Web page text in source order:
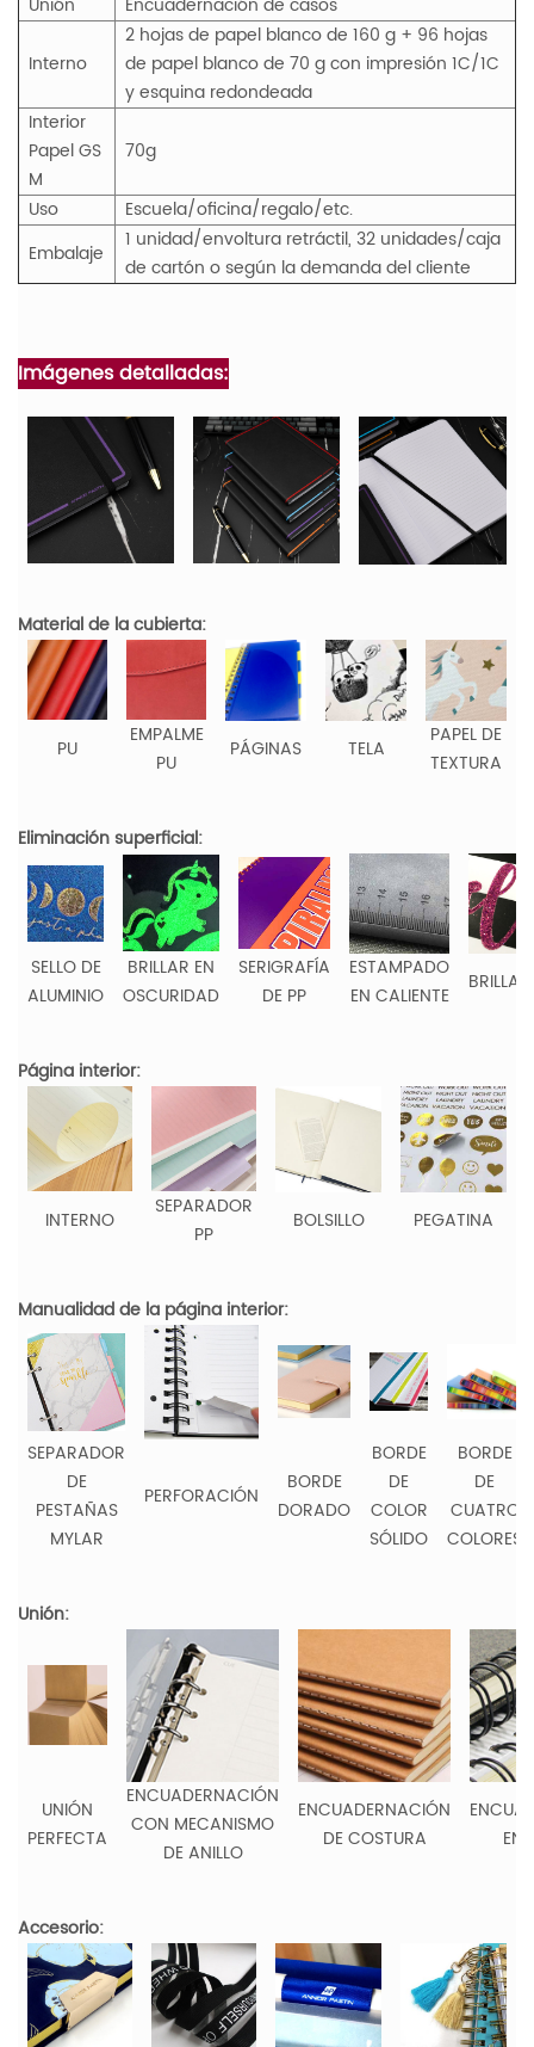
Interno
2 hojas de papel blanco de 160 g + 96 hojas
de papel blanco de 70 g con impresión 1C/1C
y esquina redondeada
Interior
PapelGS
M
70g
Uso
Escuela/oficina/regalo/etc.
Embalaje
1 unidad/envoltura retráctil, 32 unidades/caja
de cartón o según la demanda del cliente
Imágenes detalladas:
Material de la cubierta:
PU
EMPALME
PU
PÁGINAS TELA
PAPEL DE
TEXTURA
Eliminación superficial:
SELLO DE
ALUMINIO
BRILLAR EN
OSCURIDAD
SERIGRAFÍA
DE PP
ESTAMPADO
EN CALIENTE
Página interior:
INTERNO
SEPARADOR
PP
BOLSILLO PEGATINA
Manualidad de la página interior:
SEPARADOR
DE
PESTAÑAS
MYLAR
PERFORACIÓN
BORDE
DORADO
BORDE
DE
COLOR
SÓLIDO
BORDE
DE
CUATRO
COLORES
Unión:
UNIÓN
PERFECTA
ENCUADERNACIÓN
CON MECANISMO
DE ANILLO
ENCUADERNACIÓN
DE COSTURA
EN
Accesorio: